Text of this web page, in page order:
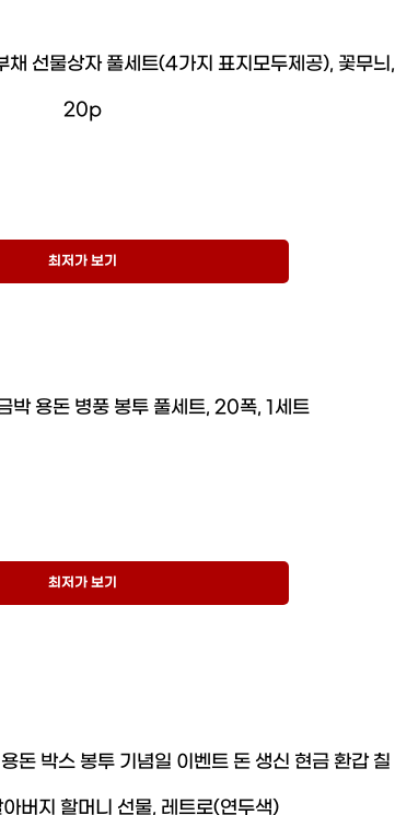
채 선물상자 풀세트(4가지 표지모두제공), 꽃무늬,
20p
최저가 보기
박 용돈 병풍 봉투 풀세트, 20폭, 1세트
최저가 보기
돈 박스 봉투 기념일 이벤트 돈 생신 현금 환갑 칠
버지 할머니 선물, 레트로(연두색)